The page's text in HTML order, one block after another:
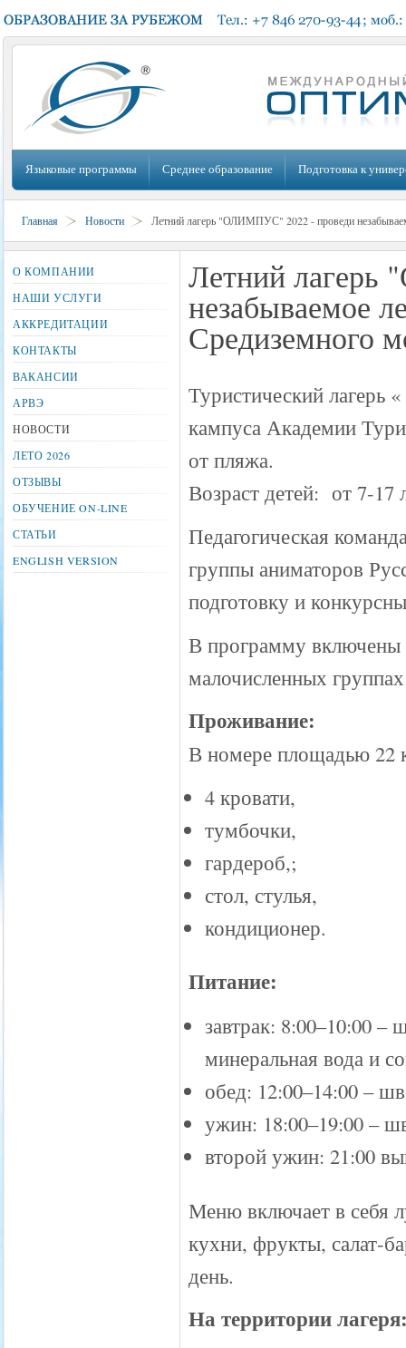
Языковые программы Среднее образование Подготовка к
Главная Новости Летний лагерь "ОЛИМПУС" 2022 - проведи
Летний
незабываемое
Средиземного
Туристический
кампуса Академии
от пляжа.
Возраст детей: от 7-17
Педагогическая
группы аниматоров
подготовку и
В программу включены
малочисленных
Проживание:
В номере площадью 22
4 кровати,
тумбочки,
гардероб,;
стол, стулья,
кондиционер.
Питание:
завтрак: 8:00–10:00 –
минеральная вода и
обед: 12:00–14:00 –
ужин: 18:00–19:00 –
второй ужин: 21:00
Меню включает в себя
кухни, фрукты, салат-
день.
На территории
О КОМПАНИИ
НАШИ УСЛУГИ
АККРЕДИТАЦИИ
КОНТАКТЫ
ВАКАНСИИ
АРВЭ
НОВОСТИ
ЛЕТО 2026
ОТЗЫВЫ
ОБУЧЕНИЕ ON-LINE
СТАТЬИ
ENGLISH VERSION